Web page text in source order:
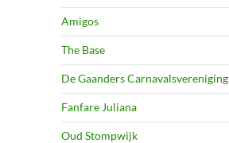
Amigos
The Base
De Gaanders Carnavalsvereniging
Fanfare Juliana
Oud Stompwijk